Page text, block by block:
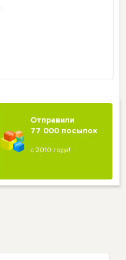
Отправили
77 000 посылок
с 2010 года!